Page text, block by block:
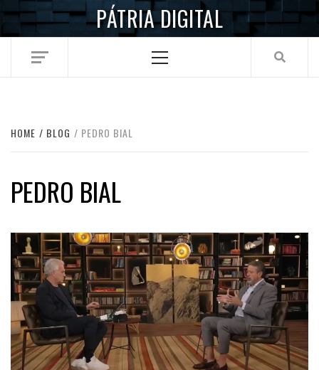
Skip
PÁTRIA DIGITAL
Menu
HOME BLOG PEDRO BIAL
PEDRO BIAL